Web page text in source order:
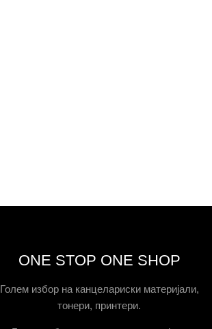
ONE STOP ONE SHOP
Голем избор на канцелариски материјали,
тонери, принтери.